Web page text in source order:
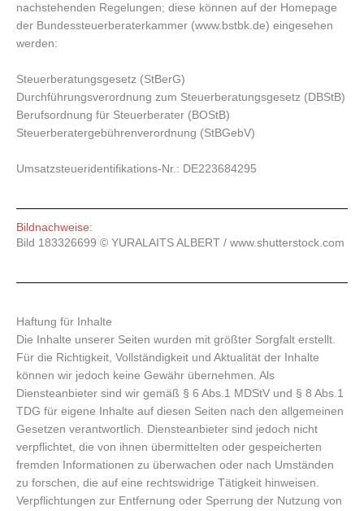
nachstehenden Regelungen; diese können auf der Homepage
der Bundessteuerberaterkammer (www.bstbk.de) eingesehen
werden:
Steuerberatungsgesetz (StBerG)
Durchführungsverordnung zum Steuerberatungsgesetz (DBStB)
Berufsordnung für Steuerberater (BOStB)
Steuerberatergebührenverordnung (StBGebV)
Umsatzsteueridentifikations-Nr.: DE223684295
Bildnachweise:
Bild 183326699 © YURALAITS ALBERT / www.shutterstock.com
Haftung für Inhalte
Die Inhalte unserer Seiten wurden mit größter Sorgfalt erstellt.
Für die Richtigkeit, Vollständigkeit und Aktualität der Inhalte
können wir jedoch keine Gewähr übernehmen. Als
Diensteanbieter sind wir gemäß § 6 Abs.1 MDStV und § 8 Abs.1
TDG für eigene Inhalte auf diesen Seiten nach den allgemeinen
Gesetzen verantwortlich. Diensteanbieter sind jedoch nicht
verpflichtet, die von ihnen übermittelten oder gespeicherten
fremden Informationen zu überwachen oder nach Umständen
zu forschen, die auf eine rechtswidrige Tätigkeit hinweisen.
Verpflichtungen zur Entfernung oder Sperrung der Nutzung von